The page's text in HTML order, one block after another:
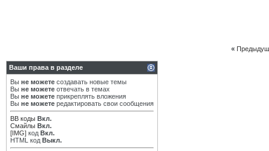
«
Ваши права в разделе
Вы не можете создавать новые темы
Вы не можете отвечать в темах
Вы не можете прикреплять вложения
Вы не можете редактировать свои сообщения
BB коды Вкл.
Смайлы Вкл.
[IMG] код Вкл.
HTML код Выкл.